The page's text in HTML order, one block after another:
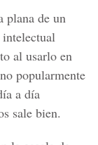
plana de un
al usarlo en
popularmente
a día
sale bien.